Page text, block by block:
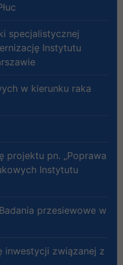
specjalistycznej
Instytutu
w kierunku raka
projektu pn. „Poprawa
Instytutu
przesiewowe w
inwestycji związanej z